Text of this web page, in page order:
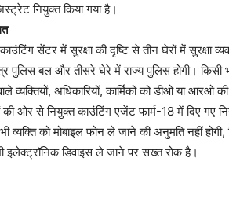
नियुक्त किया गया है।
सेंटर में सुरक्षा की दृष्टि से तीन घेरों में
बल और तीसरे घेरे में राज्य पुलिस होगी। किसी
व्यक्तियों, अधिकारियों, कार्मिकों को डीओ या आरओ
की ओर से नियुक्त काउंटिंग एजेंट फार्म-18 में दिए गए
को मोबाइल फोन ले जाने की अनुमति नहीं
डिवाइस ले जाने पर सख्त रोक है।